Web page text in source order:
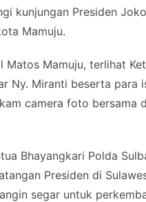
kunjungan Presiden
Mamuju.
Matos Mamuju, terlihat
Ny. Miranti beserta para
camera foto bersama
Bhayangkari Polda
Presiden di
segar untuk